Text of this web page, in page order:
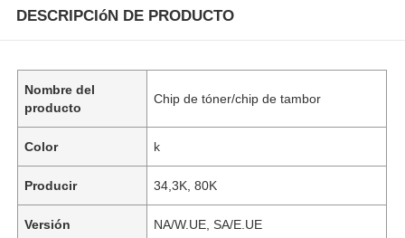
DESCRIPCIóN DE PRODUCTO
Nombre del
producto
Chip de tóner/chip de tambor
Color k
Producir 34,3K, 80K
Versión NA/W.UE, SA/E.UE